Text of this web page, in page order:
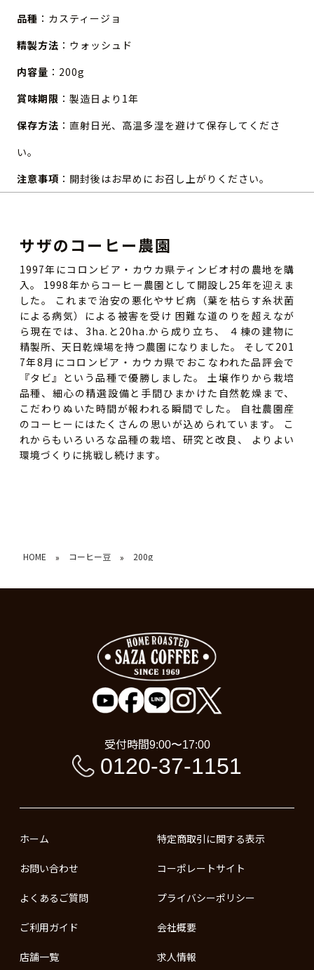
品種 ：カスティージョ
精製方法 ：ウォッシュド
内容量 ：200g
賞味期限 ：製造日より1年
保存方法 ：直射日光、高温多湿を避けて保存してくださ
い。
注意事項 ：開封後はお早めにお召し上がりください。
サザのコーヒー農園
1997年にコロンビア・カウカ県ティンビオ村の農地を購
入。 1998年からコーヒー農園として開設し25年を迎えま
した。 これまで治安の悪化やサビ病（葉を枯らす糸状菌
による病気）による被害を受け 困難な道のりを超えなが
ら現在では、3ha.と20ha.から成り立ち、 ４棟の建物に
精製所、天日乾燥場を持つ農園になりました。 そして201
7年8月にコロンビア・カウカ県でおこなわれた品評会で
『タビ』という品種で優勝しました。 土壌作りから栽培
品種、細心の精選設備と手間ひまかけた自然乾燥まで、
こだわりぬいた時間が報われる瞬間でした。 自社農園産
のコーヒーにはたくさんの思いが込められています。 こ
れからもいろいろな品種の栽培、研究と改良、 よりよい
環境づくりに挑戦し続けます。
HOME » コーヒー豆 » 200g
受付時間9:00〜17:00
0120-37-1151
ホーム
お問い合わせ
よくあるご質問
ご利用ガイド
店舗一覧
特定商取引に関する表示
コーポレートサイト
プライバシーポリシー
会社概要
求人情報